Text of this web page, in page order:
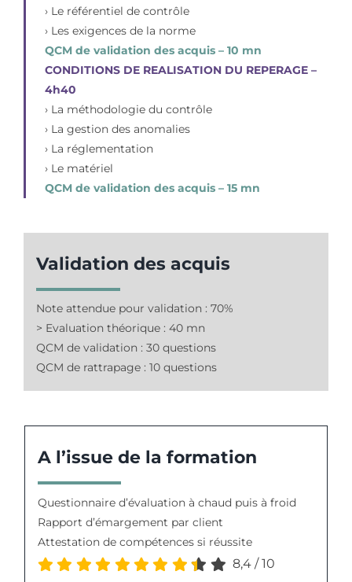
› Le référentiel de contrôle
› Les exigences de la norme
QCM de validation des acquis – 10 mn
CONDITIONS DE REALISATION DU REPERAGE –
4h40
› La méthodologie du contrôle
› La gestion des anomalies
› La réglementation
› Le matériel
QCM de validation des acquis – 15 mn
Validation des acquis
Note attendue pour validation : 70%
> Evaluation théorique : 40 mn
QCM de validation : 30 questions
QCM de rattrapage : 10 questions
A l’issue de la formation
Questionnaire d’évaluation à chaud puis à froid
Rapport d’émargement par client
Attestation de compétences si réussite
8,4 /10